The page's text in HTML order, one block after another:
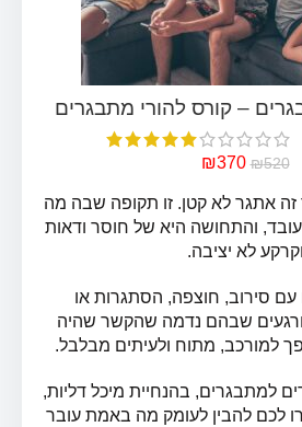
₪520
₪370
זה אתגר לא קטן. זו תקופה שבה מה
והתחושה היא של חוסר ודאות
וקרקע לא יציבה.
סירוב, חוצפה, הסתגרות או
שבהם נדמה שהקשר שהיה
למורכב, מתוח ולעיתים מבלבל.
למתבגרים, בהנחיית מיכל דליות,
לכם להבין לעומק מה באמת עובר